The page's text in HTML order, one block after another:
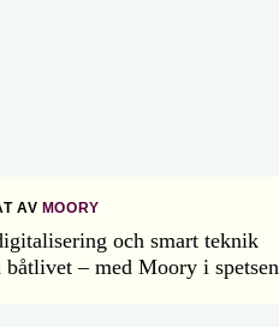
AV MOORY
och smart teknik
båtlivet – med Moory i spetsen